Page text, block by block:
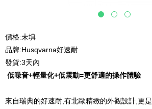
價格:未填
品牌:Husqvarna好速耐
發貨:3天內
低噪音+輕量化+低震動=更舒適的操作體驗
來自瑞典的好速耐,有北歐精緻的外觀設計,更